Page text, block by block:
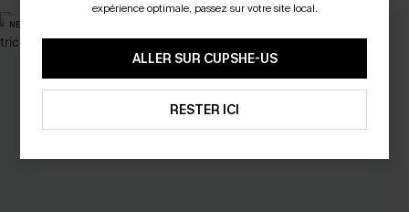
NEW
expérience optimale, passez sur votre site local.
ALLER SUR CUPSHE-US
RESTER ICI